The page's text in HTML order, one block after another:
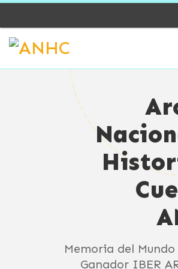
Memoria del Mundo
Ganador IBER